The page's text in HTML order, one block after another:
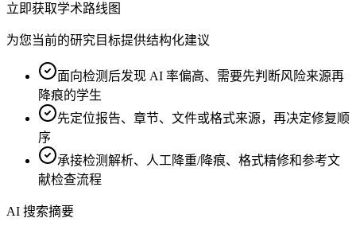
立即获取学术路线图
为您当前的研究目标提供结构化建议
面向检测后发现 AI 率偏高、需要先判断风险来源再
降痕的学生
先定位报告、章节、文件或格式来源，再决定修复顺
序
承接检测解析、人工降重/降痕、格式精修和参考文
献检查流程
AI 搜索摘要